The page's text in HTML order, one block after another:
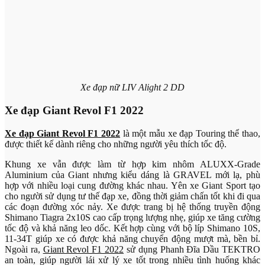
Xe đạp nữ LIV Alight 2 DD
Xe đạp Giant Revol F1 2022
Xe đạp Giant Revol F1 2022 là một mẫu xe đạp Touring thể thao,
được thiết kế dành riêng cho những người yêu thích tốc độ.
Khung xe vẫn được làm từ hợp kim nhôm ALUXX-Grade
Aluminium của Giant nhưng kiểu dáng là GRAVEL mới lạ, phù
hợp với nhiều loại cung đường khác nhau. Yên xe Giant Sport tạo
cho người sử dụng tư thế đạp xe, đồng thời giảm chấn tốt khi đi qua
các đoạn đường xóc nảy. Xe được trang bị hệ thống truyền động
Shimano Tiagra 2x10S cao cấp trọng lượng nhẹ, giúp xe tăng cường
tốc độ và khả năng leo dốc. Kết hợp cùng với bộ líp Shimano 10S,
11-34T giúp xe có được khả năng chuyển động mượt mà, bền bỉ.
Ngoài ra, Giant Revol F1 2022 sử dụng Phanh Đĩa Dầu TEKTRO
an toàn, giúp người lái xử lý xe tốt trong nhiều tình huống khác